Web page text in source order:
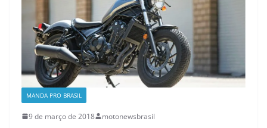
MANDA PRO BRASIL
9 de março de 2018 motonewsbrasil